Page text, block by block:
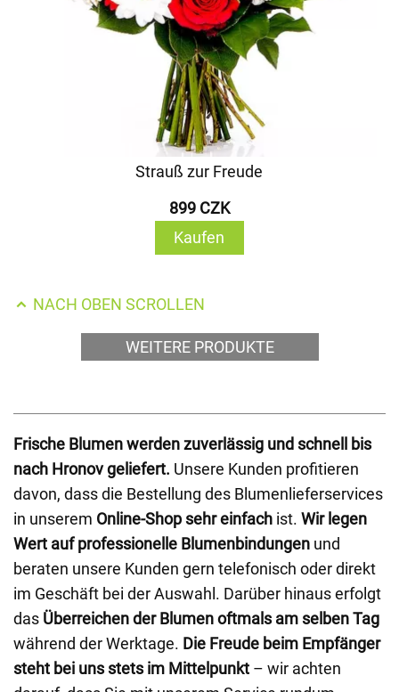
Strauß zur Freude
899 CZK
Kaufen
NACH OBEN SCROLLEN
WEITERE PRODUKTE
Frische Blumen werden zuverlässig und schnell bis
nach Hronov geliefert. Unsere Kunden profitieren
davon, dass die Bestellung des Blumenlieferservices
in unserem Online-Shop sehr einfach ist. Wir legen
Wert auf professionelle Blumenbindungen und
beraten unsere Kunden gern telefonisch oder direkt
im Geschäft bei der Auswahl. Darüber hinaus erfolgt
das Überreichen der Blumen oftmals am selben Tag
während der Werktage. Die Freude beim Empfänger
steht bei uns stets im Mittelpunkt – wir achten